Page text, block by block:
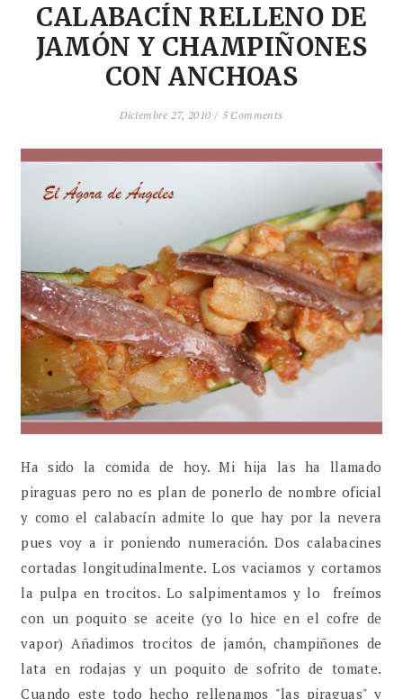
CALABACÍN RELLENO DE
JAMÓN Y CHAMPIÑONES
CON ANCHOAS
Diciembre 27, 2010 / 5 Comments
Ha sido la comida de hoy. Mi hija las ha llamado
piraguas pero no es plan de ponerlo de nombre oficial
y como el calabacín admite lo que hay por la nevera
pues voy a ir poniendo numeración. Dos calabacines
cortadas longitudinalmente. Los vaciamos y cortamos
la pulpa en trocitos. Lo salpimentamos y lo freímos
con un poquito se aceite (yo lo hice en el cofre de
vapor) Añadimos trocitos de jamón, champiñones de
lata en rodajas y un poquito de sofrito de tomate.
Cuando este todo hecho rellenamos "las piraguas" y